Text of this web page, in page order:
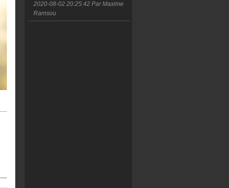
2020-08-02 20:25:42 Par Maxime
Ramsou